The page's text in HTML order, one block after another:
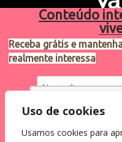
Conteúdo
Receba grátis e
realmente interessa
Eu concordo em
Utilizamos
como você
Uso de cookies
Usamos cookies para